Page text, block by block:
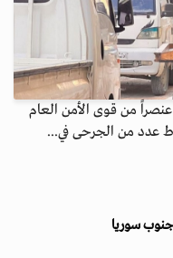
قال المرصد السوري لحقوق الإنسان إن 14 عنصراً من قوى الأمن العام